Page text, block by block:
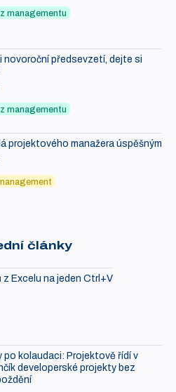
managementu
novoroční předsevzetí, dejte si
managementu
projektového manažera úspěšným
články
z Excelu na jeden Ctrl+V
po kolaudaci: Projektově řídí v
developerské projekty bez